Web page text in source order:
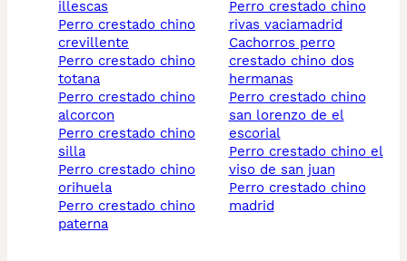
illescas
perro crestado chino
crevillente
perro crestado chino
totana
perro crestado chino
alcorcon
perro crestado chino
silla
perro crestado chino
orihuela
perro crestado chino
paterna
perro crestado chino
rivas vaciamadrid
cachorros perro
crestado chino dos
hermanas
perro crestado chino
san lorenzo de el
escorial
perro crestado chino el
viso de san juan
perro crestado chino
madrid